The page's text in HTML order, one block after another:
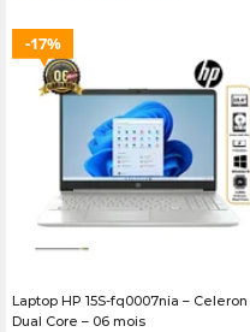
17%
Laptop HP 15S-fq0007nia – Celeron
Dual Core – 06 mois